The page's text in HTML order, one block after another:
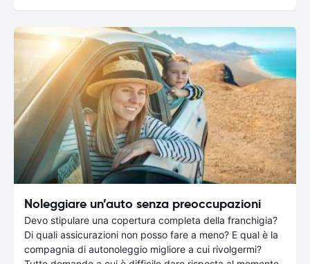
Noleggiare un’auto senza preoccupazioni
Devo stipulare una copertura completa della franchigia?
Di quali assicurazioni non posso fare a meno? E qual è la
compagnia di autonoleggio migliore a cui rivolgermi?